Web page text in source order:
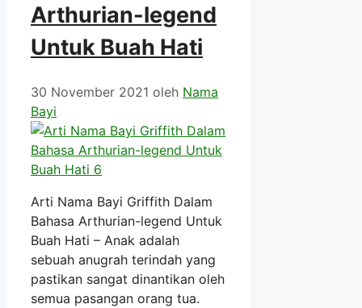
Arthurian-legend
Untuk Buah Hati
30 November 2021 oleh Nama
Bayi
Arti Nama Bayi Griffith Dalam
Bahasa Arthurian-legend Untuk
Buah Hati – Anak adalah
sebuah anugrah terindah yang
pastikan sangat dinantikan oleh
semua pasangan orang tua.